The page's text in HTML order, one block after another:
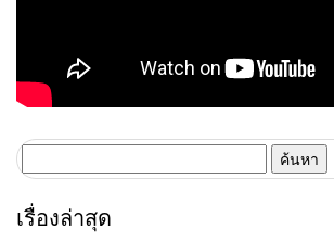
สำหรับ:
เรื่องล่าสุด